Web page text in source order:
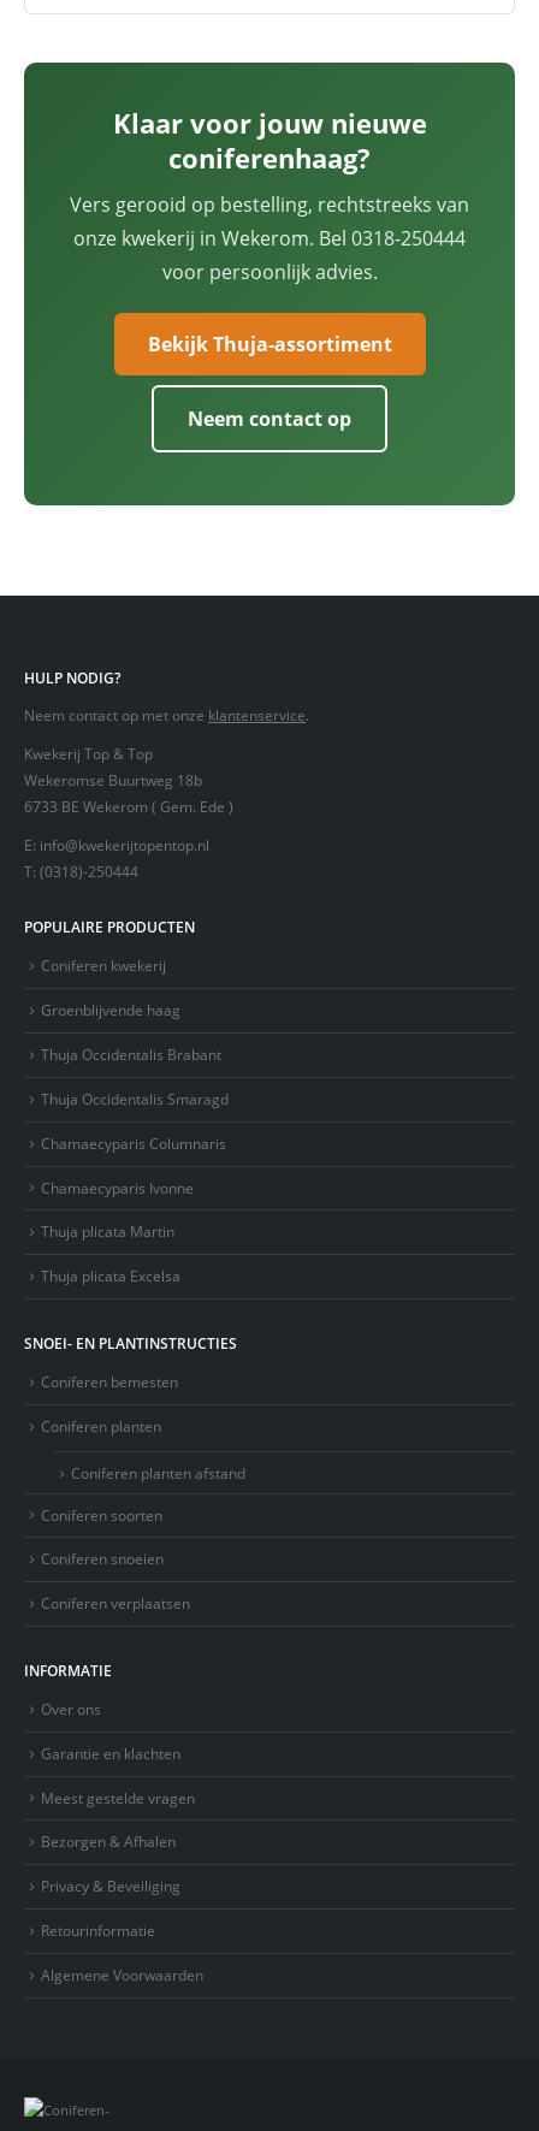
Klaar voor jouw nieuwe
coniferenhaag?
Vers gerooid op bestelling, rechtstreeks van
onze kwekerij in Wekerom. Bel 0318-250444
voor persoonlijk advies.
Bekijk Thuja-assortiment
Neem contact op
HULP NODIG?
Neem contact op met onze klantenservice.
Kwekerij Top & Top
Wekeromse Buurtweg 18b
6733 BE Wekerom ( Gem. Ede )
E: info@kwekerijtopentop.nl
T: (0318)-250444
POPULAIRE PRODUCTEN
Coniferen kwekerij
Groenblijvende haag
Thuja Occidentalis Brabant
Thuja Occidentalis Smaragd
Chamaecyparis Columnaris
Chamaecyparis Ivonne
Thuja plicata Martin
Thuja plicata Excelsa
SNOEI- EN PLANTINSTRUCTIES
Coniferen bemesten
Coniferen planten
Coniferen planten afstand
Coniferen soorten
Coniferen snoeien
Coniferen verplaatsen
INFORMATIE
Over ons
Garantie en klachten
Meest gestelde vragen
Bezorgen & Afhalen
Privacy & Beveiliging
Retourinformatie
Algemene Voorwaarden